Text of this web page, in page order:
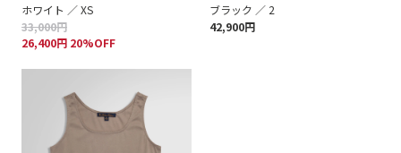
ホワイト ／ XS
33,000円
26,400円 20%OFF
ブラック ／ 2
42,900円